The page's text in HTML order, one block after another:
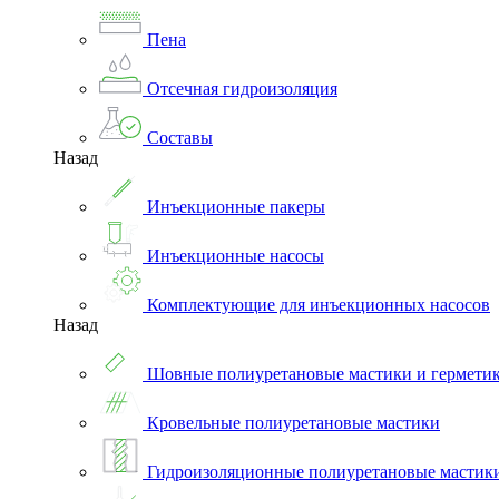
Пена
Отсечная гидроизоляция
Составы
Назад
Инъекционные пакеры
Инъекционные насосы
Комплектующие для инъекционных насосов
Назад
Шовные полиуретановые мастики и
Кровельные полиуретановые мастики
Гидроизоляционные полиуретановые